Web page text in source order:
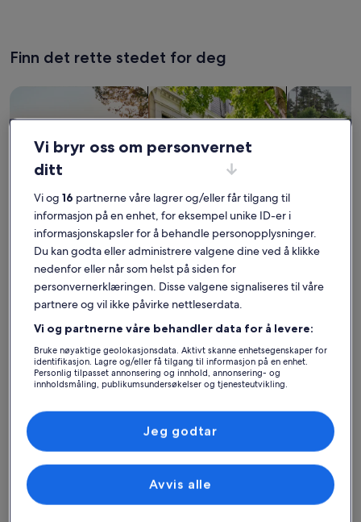
Finn det rette stedet for deg
Hus Leilighet
Søk etter leiligheter
Hytte
søk etter
Finn det beste
overnattingsstedet – Jean-
Médecin
Mer informasjon om Aparthotel AMMI Nice Massena
Vi bryr oss om personvernet
ditt
Vi og 16 partnerne våre lagrer og/eller får tilgang til
informasjon på en enhet, for eksempel unike ID-er i
informasjonskapsler for å behandle personopplysninger.
Du kan godta eller administrere valgene dine ved å klikke
nedenfor eller når som helst på siden for
personvernerklæringen. Disse valgene signaliseres til våre
partnere og vil ikke påvirke nettleserdata.
Vi og partnerne våre behandler data for å levere:
Bruke nøyaktige geolokasjonsdata. Aktivt skanne enhetsegenskaper for
identifikasjon. Lagre og/eller få tilgang til informasjon på en enhet.
Personlig tilpasset annonsering og innhold, annonsering- og
innholdsmåling, publikumsundersøkelser og tjenesteutvikling.
Avvis alle
Jeg godtar